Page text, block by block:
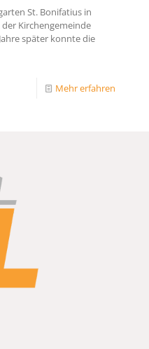
St. Bonifatius in
Kirchengemeinde
später konnte die
Mehr erfahren